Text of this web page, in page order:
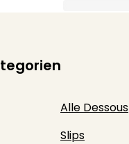
Alle Dessous
Slips